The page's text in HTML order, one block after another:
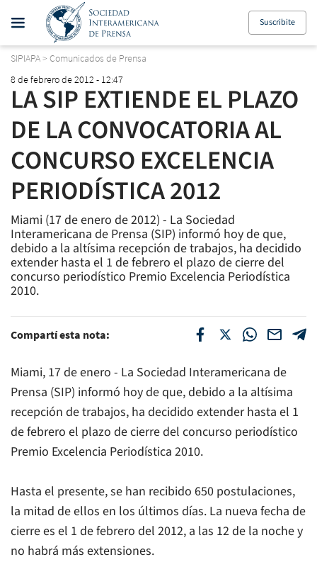
Suscribite
SIPIAPA> Comunicados de Prensa
8 de febrero de 2012 - 12:47
LA SIP EXTIENDE EL PLAZO
DE LA CONVOCATORIA AL
CONCURSO EXCELENCIA
PERIODÍSTICA 2012
Miami (17 de enero de 2012) - La Sociedad
Interamericana de Prensa (SIP) informó hoy de que,
debido a la altísima recepción de trabajos, ha decidido
extender hasta el 1 de febrero el plazo de cierre del
concurso periodístico Premio Excelencia Periodística
2010.
Compartí esta nota:
Miami, 17 de enero - La Sociedad Interamericana de
Prensa (SIP) informó hoy de que, debido a la altísima
recepción de trabajos, ha decidido extender hasta el 1
de febrero el plazo de cierre del concurso periodístico
Premio Excelencia Periodística 2010.
Hasta el presente, se han recibido 650 postulaciones,
la mitad de ellos en los últimos días. La nueva fecha de
cierre es el 1 de febrero del 2012, a las 12 de la noche y
no habrá más extensiones.